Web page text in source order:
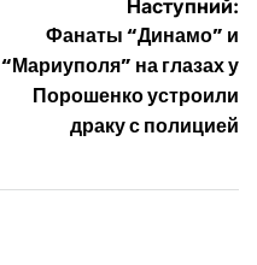
Наступний:
Фанаты “Динамо” и
“Мариуполя” на глазах у
Порошенко устроили
драку с полицией